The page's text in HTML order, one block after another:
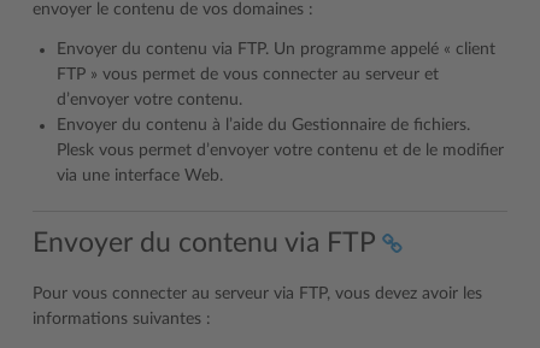
envoyer le contenu de vos domaines :
Envoyer du contenu via FTP. Un programme appelé « client
FTP » vous permet de vous connecter au serveur et
d’envoyer votre contenu.
Envoyer du contenu à l’aide du Gestionnaire de fichiers.
Plesk vous permet d’envoyer votre contenu et de le modifier
via une interface Web.
Envoyer du contenu via FTP
Pour vous connecter au serveur via FTP, vous devez avoir les
informations suivantes :